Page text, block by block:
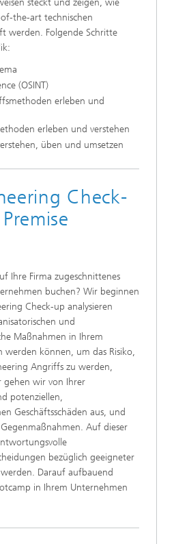
steckt und zeigen, wie
the-art technischen
werden. Folgende Schritte
(OSINT)
erleben und
erleben und verstehen
üben und umsetzen
Check-
Ihre Firma zugeschnittenes
buchen? Wir beginnen
Check-up analysieren
und
Maßnahmen in Ihrem
können, um das Risiko,
Angriffs zu werden,
gehen wir von Ihrer
potenziellen,
Geschäftsschäden aus, und
Auf dieser
bezüglich geeigneter
Darauf aufbauend
in Ihrem Unternehmen